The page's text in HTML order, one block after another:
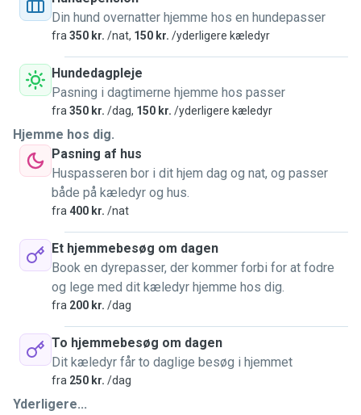
Din hund overnatter hjemme hos en hundepasser
fra 350 kr. /nat, 150 kr. /yderligere kæledyr
Hundedagpleje
Pasning i dagtimerne hjemme hos passer
fra 350 kr. /dag, 150 kr. /yderligere kæledyr
Hjemme hos dig.
Pasning af hus
Huspasseren bor i dit hjem dag og nat, og passer
både på kæledyr og hus.
fra 400 kr. /nat
Et hjemmebesøg om dagen
Book en dyrepasser, der kommer forbi for at fodre
og lege med dit kæledyr hjemme hos dig.
fra 200 kr. /dag
To hjemmebesøg om dagen
Dit kæledyr får to daglige besøg i hjemmet
fra 250 kr. /dag
Yderligere...